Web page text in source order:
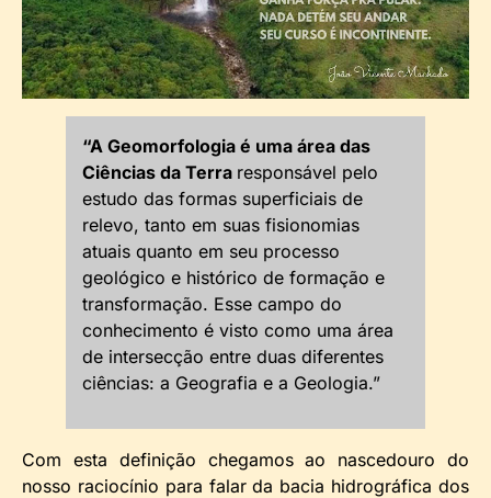
“A Geomorfologia é uma área das
Ciências da Terra responsável pelo
estudo das formas superficiais de
relevo, tanto em suas fisionomias
atuais quanto em seu processo
geológico e histórico de formação e
transformação. Esse campo do
conhecimento é visto como uma área
de intersecção entre duas diferentes
ciências: a Geografia e a Geologia.”
Com esta definição chegamos ao nascedouro do
nosso raciocínio para falar da bacia hidrográfica dos